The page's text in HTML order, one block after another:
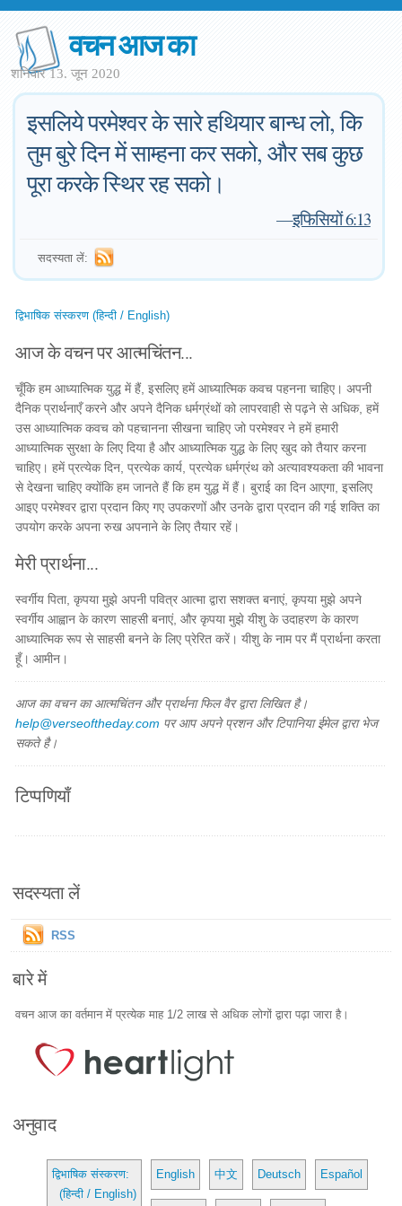
वचन आज का
शनिवार 13. जून 2020
इसलिये परमेश्वर के सारे हथियार बान्ध लो, कि
तुम बुरे दिन में साम्हना कर सको, और सब कुछ
पूरा करके स्थिर रह सको।
—इफिसियों 6:13
सदस्यता लें:
द्विभाषिक संस्करण (हिन्दी / English)
आज के वचन पर आत्मचिंतन...
चूँकि हम आध्यात्मिक युद्ध में हैं, इसलिए हमें आध्यात्मिक कवच पहनना चाहिए। अपनी
दैनिक प्रार्थनाएँ करने और अपने दैनिक धर्मग्रंथों को लापरवाही से पढ़ने से अधिक, हमें
उस आध्यात्मिक कवच को पहचानना सीखना चाहिए जो परमेश्वर ने हमें हमारी
आध्यात्मिक सुरक्षा के लिए दिया है और आध्यात्मिक युद्ध के लिए खुद को तैयार करना
चाहिए। हमें प्रत्येक दिन, प्रत्येक कार्य, प्रत्येक धर्मग्रंथ को अत्यावश्यकता की भावना
से देखना चाहिए क्योंकि हम जानते हैं कि हम युद्ध में हैं। बुराई का दिन आएगा, इसलिए
आइए परमेश्वर द्वारा प्रदान किए गए उपकरणों और उनके द्वारा प्रदान की गई शक्ति का
उपयोग करके अपना रुख अपनाने के लिए तैयार रहें।
मेरी प्रार्थना...
स्वर्गीय पिता, कृपया मुझे अपनी पवित्र आत्मा द्वारा सशक्त बनाएं, कृपया मुझे अपने
स्वर्गीय आह्वान के कारण साहसी बनाएं, और कृपया मुझे यीशु के उदाहरण के कारण
आध्यात्मिक रूप से साहसी बनने के लिए प्रेरित करें। यीशु के नाम पर मैं प्रार्थना करता
हूँ। आमीन।
आज का वचन का आत्मचिंतन और प्रार्थना फिल वैर द्वारा लिखित है।
help@verseoftheday.com पर आप अपने प्रशन और टिपानिया ईमेल द्वारा भेज
सकते है।
टिप्पणियाँ
सदस्यता लें
RSS
बारे में
वचन आज का वर्तमान में प्रत्येक माह 1/2 लाख से अधिक लोगों द्वारा पढ़ा जारा है।
अनुवाद
द्विभाषिक संस्करण:
(हिन्दी / English)
English 中文 Deutsch Español